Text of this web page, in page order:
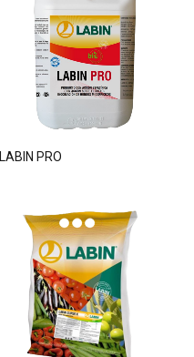
LABIN PRO